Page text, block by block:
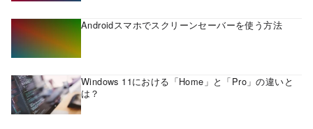
Androidスマホでスクリーンセーバーを使う方法
Windows 11における「Home」と「Pro」の違いと
は？